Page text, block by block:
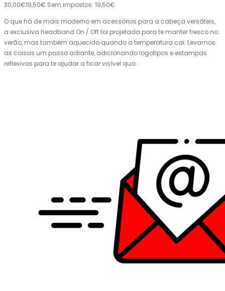
30,00€19,50€ Sem impostos: 19,50€
O que há de mais moderno em acessórios para a cabeça versáteis,
a exclusiva headband On / Off foi projetada para te manter fresco no
verão, mas também aquecido quando a temperatura cai. Levamos
as coisas um passo adiante, adicionando logotipos e estampas
reflexivas para te ajudar a ficar visível qua..